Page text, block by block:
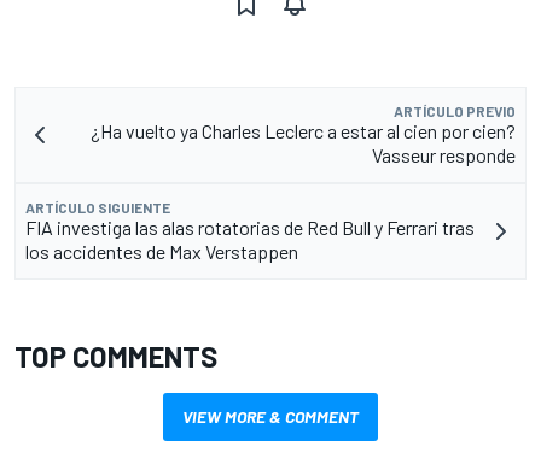
ARTÍCULO PREVIO
¿Ha vuelto ya Charles Leclerc a estar al cien por cien?
Vasseur responde
ARTÍCULO SIGUIENTE
FIA investiga las alas rotatorias de Red Bull y Ferrari tras
los accidentes de Max Verstappen
TOP COMMENTS
VIEW MORE & COMMENT